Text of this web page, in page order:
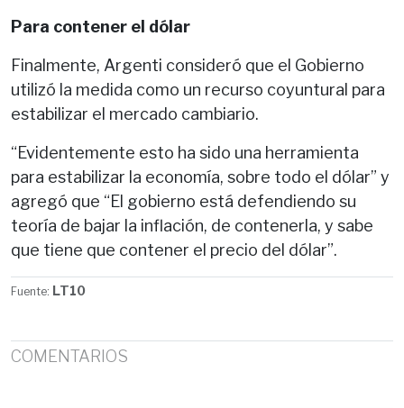
Para contener el dólar
Finalmente, Argenti consideró que el Gobierno
utilizó la medida como un recurso coyuntural para
estabilizar el mercado cambiario.
“Evidentemente esto ha sido una herramienta
para estabilizar la economía, sobre todo el dólar” y
agregó que “El gobierno está defendiendo su
teoría de bajar la inflación, de contenerla, y sabe
que tiene que contener el precio del dólar”.
Fuente: LT10
COMENTARIOS